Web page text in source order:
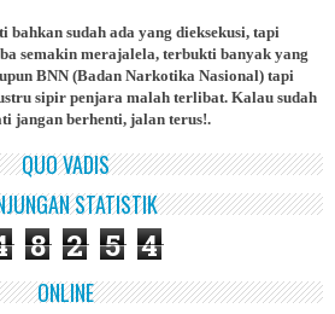
bahkan sudah ada yang dieksekusi, tapi
semakin merajalela, terbukti banyak yang
BNN (Badan Narkotika Nasional) tapi
sipir penjara malah terlibat. Kalau sudah
jangan berhenti, jalan terus!.
QUO VADIS
STATISTIK
8 2 5 4
ONLINE